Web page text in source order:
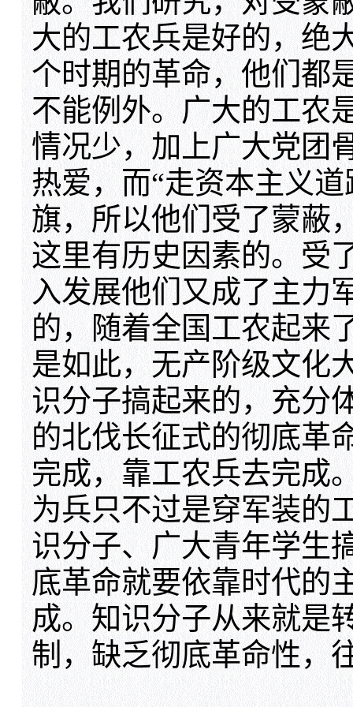
大的工农兵是好的，绝
个时期的革命，他们都
不能例外。广大的工农
情况少，加上广大党团
热爱，而“走资本主义
旗，所以他们受了蒙蔽
这里有历史因素的。受
入发展他们又成了主力
的，随着全国工农起来
是如此，无产阶级文化
识分子搞起来的，充分
的北伐长征式的彻底革
完成，靠工农兵去完成
为兵只不过是穿军装的
识分子、广大青年学生
底革命就要依靠时代的
成。知识分子从来就是
制，缺乏彻底革命性，